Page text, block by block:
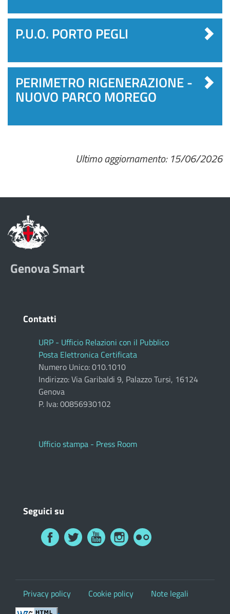
P.U.O. PORTO PEGLI
PERIMETRO RIGENERAZIONE -
NUOVO PARCO MOREGO
Ultimo aggiornamento: 15/06/2026
Genova Smart
Contatti
URP - Ufficio Relazioni con il Pubblico
Posta Elettronica Certificata
Numero Unico: 010.1010
Indirizzo: Via Garibaldi 9, Palazzo Tursi, 16124
Genova
P. Iva: 00856930102
Ufficio stampa - Press Room
Seguici su
Privacy policy Cookie policy Note legali